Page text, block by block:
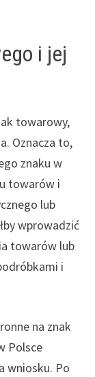
i jej
towarowy,
Oznacza to,
znaku w
towarów i
lub
wprowadzić
towarów lub
i
na znak
Polsce
wniosku. Po